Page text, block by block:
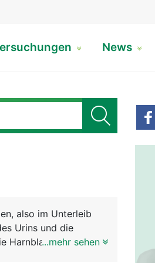
News
also im Unterleib
Urins und die
Harnblase ist sehr
...mehr sehen